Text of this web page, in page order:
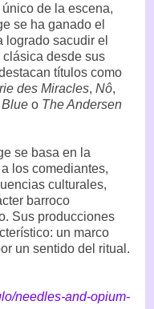
de la escena,
se ha ganado el
logrado sacudir el
desde sus
títulos como
des Miracles, Nô,
o The Andersen
se basa en la
los comediantes,
culturales,
barroco
Sus producciones
un marco
un sentido del ritual.
needles-and-opium-